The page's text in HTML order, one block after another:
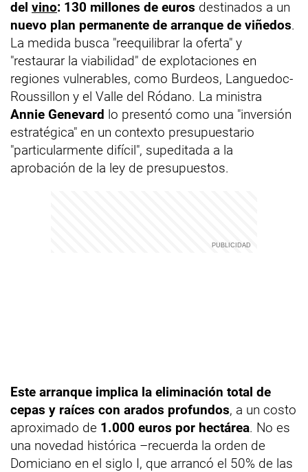
del vino: 130 millones de euros destinados a un
nuevo plan permanente de arranque de viñedos.
La medida busca "reequilibrar la oferta" y
"restaurar la viabilidad" de explotaciones en
regiones vulnerables, como Burdeos, Languedoc-
Roussillon y el Valle del Ródano. La ministra
Annie Genevard lo presentó como una "inversión
estratégica" en un contexto presupuestario
"particularmente difícil", supeditada a la
aprobación de la ley de presupuestos.
Este arranque implica la eliminación total de
cepas y raíces con arados profundos, a un costo
aproximado de 1.000 euros por hectárea. No es
una novedad histórica –recuerda la orden de
Domiciano en el siglo I, que arrancó el 50% de las